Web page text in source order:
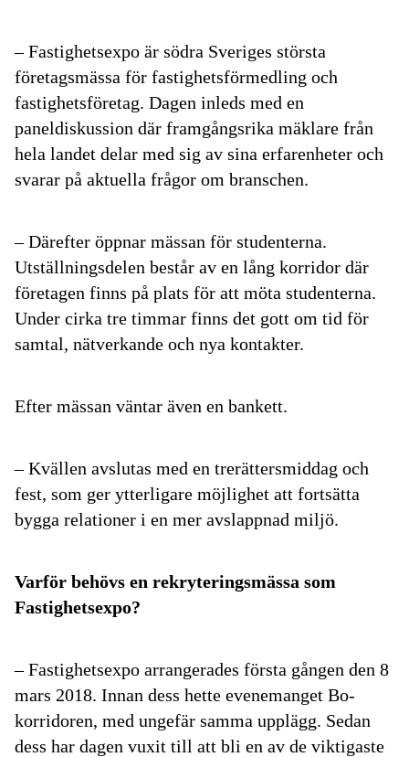
– Fastighetsexpo är södra Sveriges största
företagsmässa för fastighetsförmedling och
fastighetsföretag. Dagen inleds med en
paneldiskussion där framgångsrika mäklare från
hela landet delar med sig av sina erfarenheter och
svarar på aktuella frågor om branschen.
– Därefter öppnar mässan för studenterna.
Utställningsdelen består av en lång korridor där
företagen finns på plats för att möta studenterna.
Under cirka tre timmar finns det gott om tid för
samtal, nätverkande och nya kontakter.
Efter mässan väntar även en bankett.
– Kvällen avslutas med en trerättersmiddag och
fest, som ger ytterligare möjlighet att fortsätta
bygga relationer i en mer avslappnad miljö.
Varför behövs en rekryteringsmässa som
Fastighetsexpo?
– Fastighetsexpo arrangerades första gången den 8
mars 2018. Innan dess hette evenemanget Bo-
korridoren, med ungefär samma upplägg. Sedan
dess har dagen vuxit till att bli en av de viktigaste